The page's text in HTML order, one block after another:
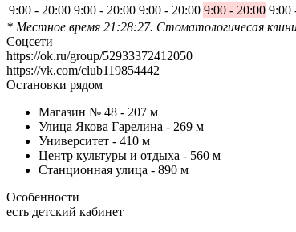
9:00 - 20:00 9:00 - 20:00 9:00 - 20:00 9:00 - 20:00 9:00
* Местное время 21:28:27. Стоматологичесая
Соцсети
https://ok.ru/group/52933372412050
https://vk.com/club119854442
Остановки рядом
Магазин № 48 - 207 м
Улица Якова Гарелина - 269 м
Университет - 410 м
Центр культуры и отдыха - 560 м
Станционная улица - 890 м
Особенности
есть детский кабинет